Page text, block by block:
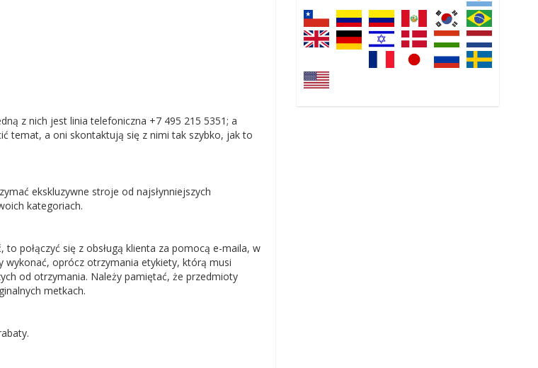
z nich jest linia telefoniczna +7 495 215 5351; a
temat, a oni skontaktują się z nimi tak szybko, jak to
ekskluzywne stroje od najsłynniejszych
kategoriach.
połączyć się z obsługą klienta za pomocą e-maila, w
oprócz otrzymania etykiety, którą musi
od otrzymania. Należy pamiętać, że przedmioty
metkach.